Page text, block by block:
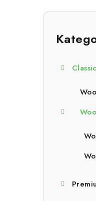
P
Přeskočit
Classic